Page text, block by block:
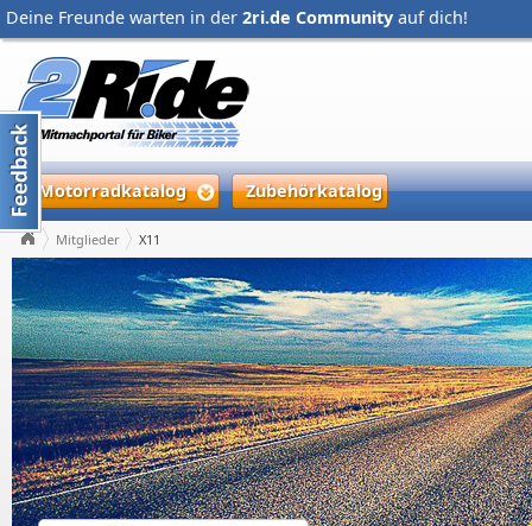
Deine Freunde warten in der 2ri.de Community auf dich!
Motorradkatalog Zubehörkatalog
Mitglieder X11